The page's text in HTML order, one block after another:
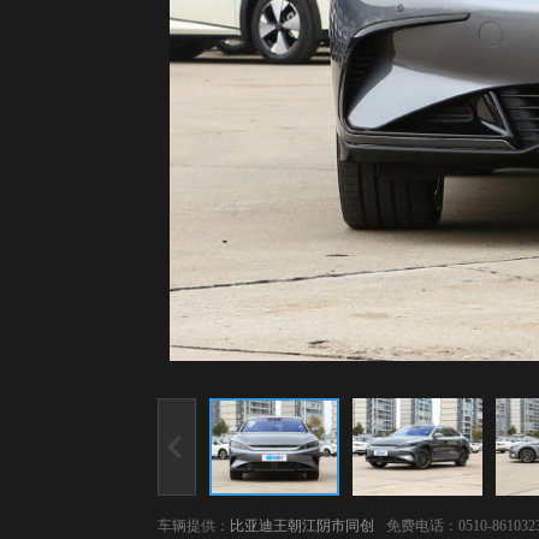
车辆提供： 比亚迪王朝江阴市同创 免费电话：0510-